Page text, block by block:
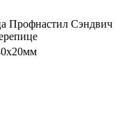
Профнастил Сэндвич